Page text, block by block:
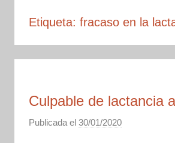
nuestro
es
Monete.
Etiqueta: fracaso en la
Culpable de lactancia
Publicada el 30/01/2020